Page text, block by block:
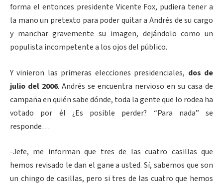
forma el entonces presidente Vicente Fox, pudiera tener a
la mano un pretexto para poder quitar a Andrés de su cargo
y manchar gravemente su imagen, dejándolo como un
populista incompetente a los ojos del público.
Y vinieron las primeras elecciones presidenciales, dos de
julio del 2006. Andrés se encuentra nervioso en su casa de
campaña en quién sabe dónde, toda la gente que lo rodea ha
votado por él ¿Es posible perder? “Para nada” se
responde…
-Jefe, me informan que tres de las cuatro casillas que
hemos revisado le dan el gane a usted. Sí, sabemos que son
un chingo de casillas, pero si tres de las cuatro que hemos